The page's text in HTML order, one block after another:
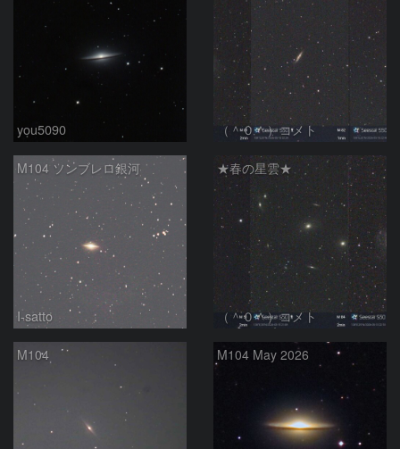
you5090 （＾０＾）コメト
M104 ソンブレロ銀河
I-satto
★春の星雲★
（＾０＾）コメト
M104 M104 May 2026